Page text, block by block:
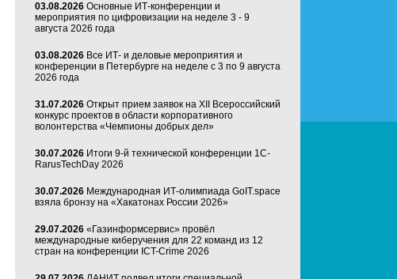
03.08.2026 Основные ИТ-конференции и
мероприятия по цифровизации на неделе 3 - 9
августа 2026 года
03.08.2026 Все ИТ- и деловые мероприятия и
конференции в Петербурге на неделе с 3 по 9 августа
2026 года
31.07.2026 Открыт прием заявок на XII Всероссийский
конкурс проектов в области корпоративного
волонтерства «Чемпионы добрых дел»
30.07.2026 Итоги 9-й технической конференции 1C-
RarusTechDay 2026
30.07.2026 Международная ИТ-олимпиада GoIT.space
взяла бронзу на «Хакатонах России 2026»
29.07.2026 «Газинформсервис» провёл
международные киберучения для 22 команд из 12
стран на конференции ICT-Crime 2026